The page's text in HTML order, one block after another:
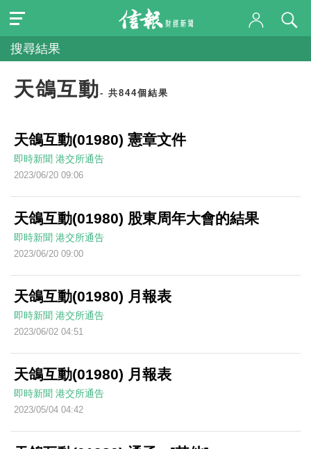
搜尋結果
天鴿互動- 共844個結果
天鴿互動(01980) 憲章文件
即時新聞 港交所通告
2023/06/20 09:06
天鴿互動(01980) 股東周年大會的結果
即時新聞 港交所通告
2023/06/20 09:00
天鴿互動(01980) 月報表
即時新聞 港交所通告
2023/06/02 04:51
天鴿互動(01980) 月報表
即時新聞 港交所通告
2023/05/04 04:42